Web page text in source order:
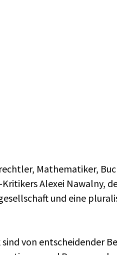
Mathematiker,
Alexei Nawalny,
und eine
von entscheidender